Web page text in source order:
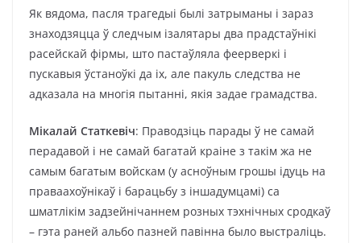
Як вядома, пасля трагедыі былі затрыманы і зараз
знаходзяцца ў следчым ізалятары два прадстаўнікі
расейскай фірмы, што пастаўляла феерверкі і
пускавыя ўстаноўкі да іх, але пакуль следства не
адказала на многія пытанні, якія задае грамадства.
Мікалай Статкевіч: Праводзіць парады ў не самай
перадавой і не самай багатай краіне з такім жа не
самым багатым войскам (у асноўным грошы ідуць на
праваахоўнікаў і барацьбу з іншадумцамі) са
шматлікім задзейнічаннем розных тэхнічных сродкаў
– гэта раней альбо пазней павінна было выстраліць.